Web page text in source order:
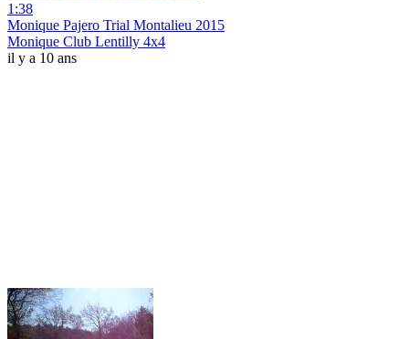
1:38
Monique Pajero Trial Montalieu 2015
Monique Club Lentilly 4x4
il y a 10 ans